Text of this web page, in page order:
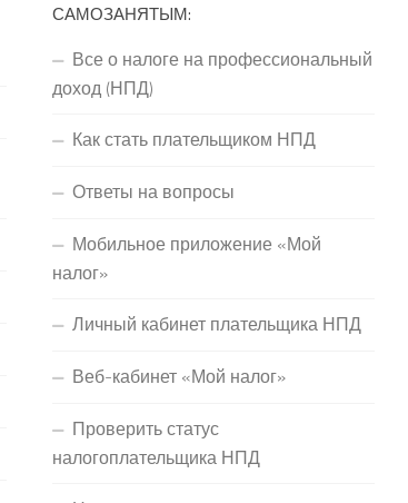
САМОЗАНЯТЫМ:
Все о налоге на профессиональный
доход (НПД)
Как стать плательщиком НПД
Ответы на вопросы
Мобильное приложение «Мой
налог»
Личный кабинет плательщика НПД
Веб-кабинет «Мой налог»
Проверить статус
налогоплательщика НПД